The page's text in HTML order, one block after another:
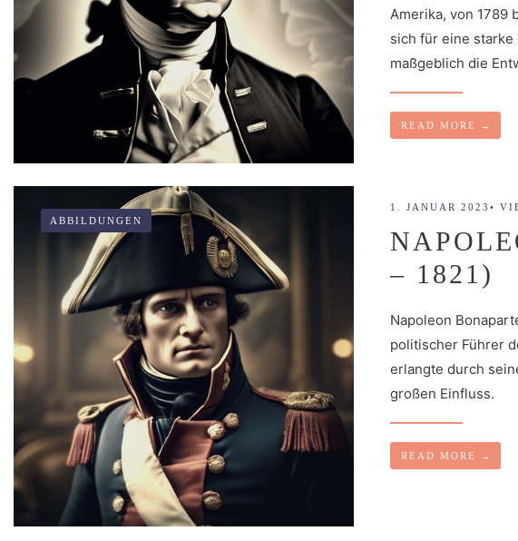
Amerika, von 1789
sich für eine
maßgeblich die
READ MORE →
ABBILDUNGEN
1. JANUAR 2023•
– 1821)
Napoleon
politischer Führer
erlangte durch
großen Einfluss.
READ MORE →